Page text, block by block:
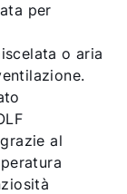
per
o aria
al